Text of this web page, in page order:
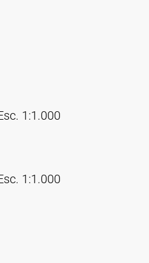
1:1.000
1:1.000